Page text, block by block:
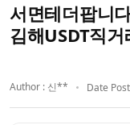
서면테더팝니
김해USDT직
Author : 신** Date